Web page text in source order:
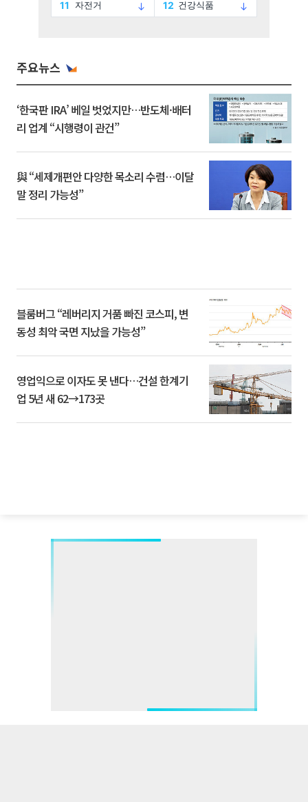
주요뉴스
‘한국판 IRA’ 베일 벗었지만…반도체·배터
리 업계 “시행령이 관건”
與 “세제개편안 다양한 목소리 수렴…이달
말 정리 가능성”
블룸버그 “레버리지 거품 빠진 코스피, 변
동성 최악 국면 지났을 가능성”
영업익으로 이자도 못 낸다…건설 한계기
업 5년 새 62→173곳